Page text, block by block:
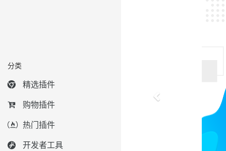
分类
精选插件
购物插件
热门插件
开发者工具